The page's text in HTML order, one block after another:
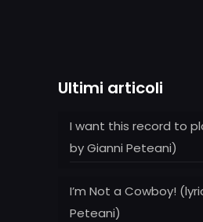
Ultimi articoli
I want this record to
by Gianni Peteani)
I’m Not a Cowboy!
Peteani)